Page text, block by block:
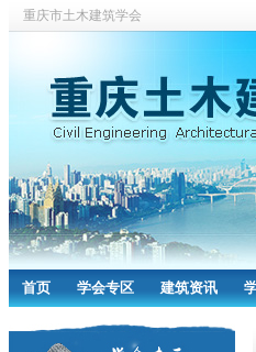
重庆市土木建筑学会
首页 学会专区 建筑资讯